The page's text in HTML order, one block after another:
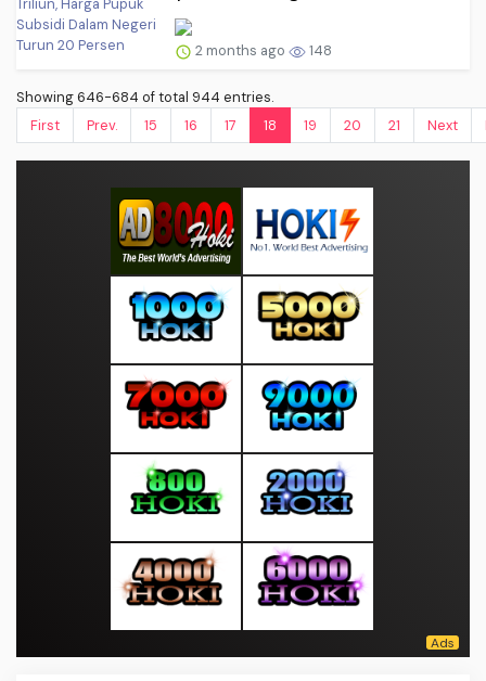
2 months ago 148
Showing 646-684 of total 944 entries.
First
Prev. 15 16 17 18 19 20 21 Next